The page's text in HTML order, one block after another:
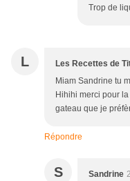
Trop de
L Les Recettes de
Miam Sandrine tu
Hihihi merci pour
gateau que je
Répondre
S Sandrine